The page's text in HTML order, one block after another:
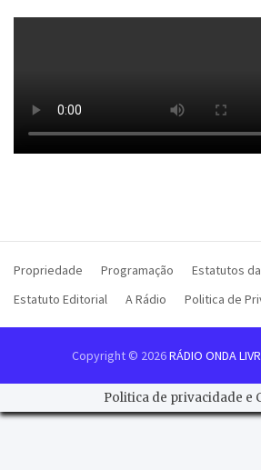
Propriedade Programação
Estatutos
Estatuto Editorial
A Rádio Politica de
Copyright © 2026RÁDIO ONDA
Politica de privacidade e